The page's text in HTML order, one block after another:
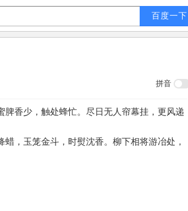
拼音
香少，触处蜂忙。尽日无人帘幕挂，更风递
，玉笼金斗，时熨沈香。柳下相将游冶处，